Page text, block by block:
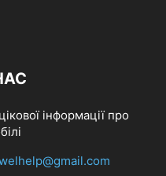
інформації про